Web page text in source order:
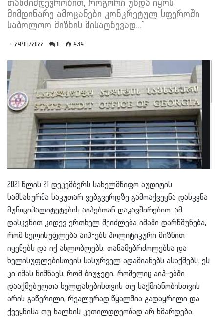
თანმიმდევრობით, როგორი უნდა იყოს
მიმდინარე ამოცანები კონკრეტულ სფეროში
საბოლოო მიზნის მისაღწევად..."
24/01/2022 0 434
2021 წლის 21 დეკემბერს სახელმწიფო აუდიტის
სამსახურმა საკუთარ ვებგვერდზე გამოაქვეყნა დასკვნა
მუნიციპალიტეტების აიპებთან დაკავშირებით. ამ
დასკვნით კიდევ ერთხელ შეიძლება იმაში დარწმუნება,
რომ ხელისუფლება აიპ-ებს პოლიტიკური მიზნით
იყენებს და იქ ახლობლებს, თანამებრძოლებსა და
ხელისუფლებისთვის სასურველ ადამიანებს ასაქმებს. ეს
კი იმას ნიშნავს, რომ ბიუჯეტი, რომელიც აიპ-ებში
დააქმებულთა ხელფასებისთვის თუ საქმიანობისთვის
არის გაწერილი, რეალურად წყალშია გადაყრილი და
ქვეყნისა თუ ხალხის კეთილდღეობად არ ხმარდება.